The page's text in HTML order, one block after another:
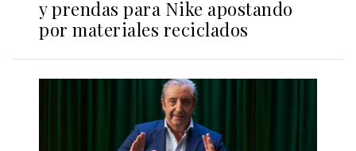
y prendas para Nike apostando
por materiales reciclados